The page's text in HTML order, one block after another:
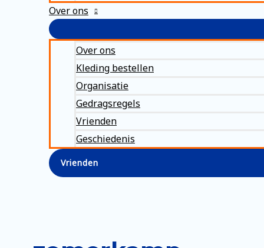
Over ons
Over ons
Kleding bestellen
Organisatie
Gedragsregels
Vrienden
Geschiedenis
Vrienden